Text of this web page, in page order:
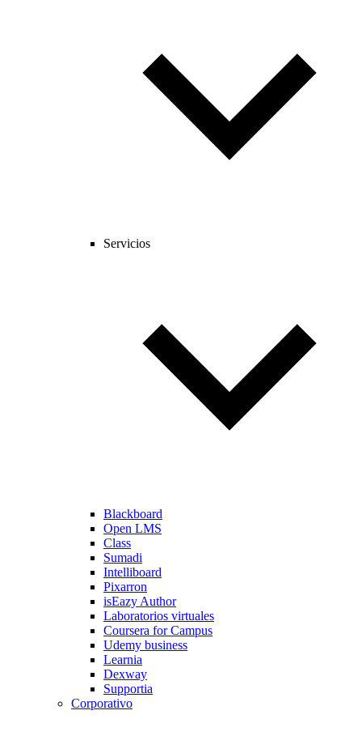
Servicios
Blackboard
Open LMS
Class
Sumadi
Intelliboard
Pixarron
isEazy Author
Laboratorios virtuales
Coursera for Campus
Udemy business
Learnia
Dexway
Supportia
Corporativo